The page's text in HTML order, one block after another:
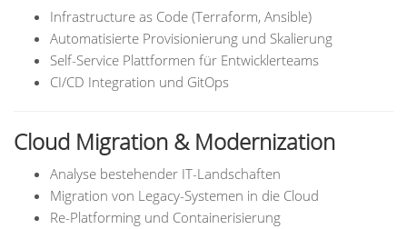
Infrastructure as Code (Terraform, Ansible)
Automatisierte Provisionierung und Skalierung
Self-Service Plattformen für Entwicklerteams
CI/CD Integration und GitOps
Cloud Migration & Modernization
Analyse bestehender IT-Landschaften
Migration von Legacy-Systemen in die Cloud
Re-Platforming und Containerisierung